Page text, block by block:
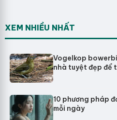
XEM NHIỀU NHẤT
Vogelkop
nhà tuyệt đẹp để
10 phương pháp
mỗi ngày